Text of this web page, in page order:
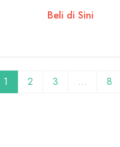
Beli di Sini
1 2 3 … 8